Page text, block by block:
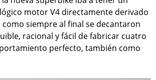
motor V4 directamente derivado
como siempre al final se decantaron
racional y fácil de fabricar cuatro
perfecto, también como